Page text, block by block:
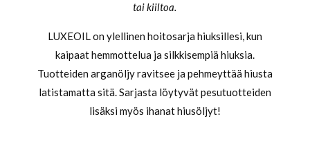
taikiiltoa.
LUXEOIL on ylellinen hoitosarja hiuksillesi, kun
kaipaat hemmottelua ja silkkisempiä hiuksia.
Tuotteiden arganöljy ravitsee ja pehmeyttää hiusta
latistamatta sitä. Sarjasta löytyvät pesutuotteiden
lisäksi myös ihanat hiusöljyt!